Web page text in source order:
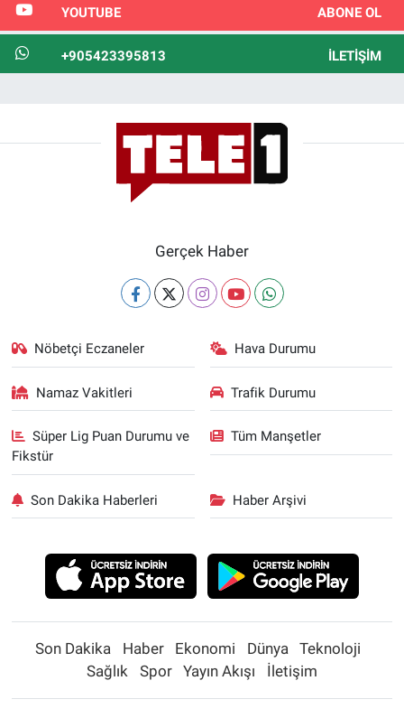
YOUTUBE ABONE OL
+905423395813 İLETIŞIM
Gerçek Haber
Nöbetçi Eczaneler Hava Durumu
Namaz Vakitleri Trafik Durumu
Süper Lig Puan Durumu ve
Fikstür
Tüm Manşetler
Son Dakika Haberleri Haber Arşivi
Son Dakika Haber Ekonomi Dünya
Teknoloji
Sağlık
Spor Yayın Akışı İletişim